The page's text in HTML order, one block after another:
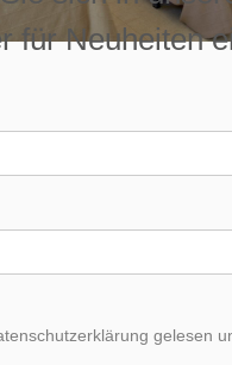
für Neuheiten
gelesen